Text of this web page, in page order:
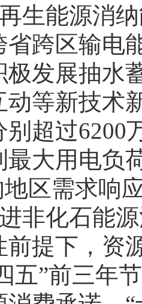
生能源消
省跨区输电
极发展抽水
动等新技术
超过6200
最大用电负
地区需求响
非化石能
前提下，资
五”前三年